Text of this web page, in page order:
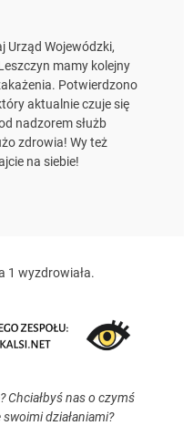
Urząd Wojewódzki,
mamy kolejny
Potwierdzono
aktualnie czuje się
nadzorem służb
zdrowia! Wy też
na siebie!
1 wyzdrowiała.
Chciałbyś nas o czymś
działaniami?